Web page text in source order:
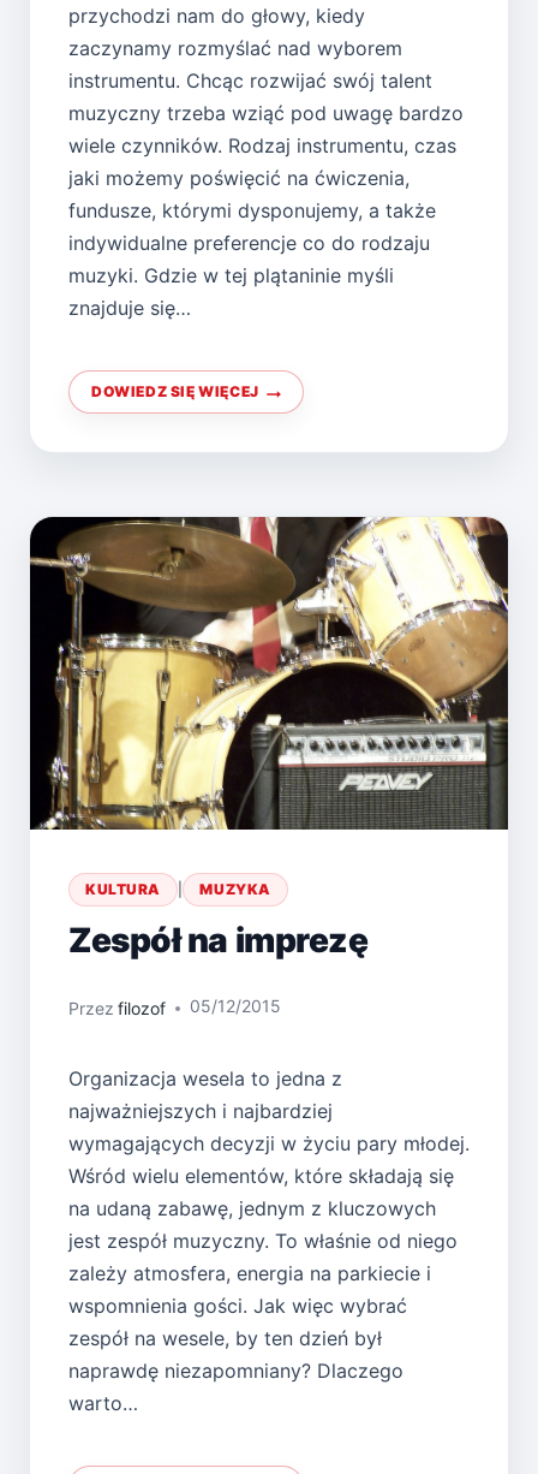
przychodzi nam do głowy, kiedy
zaczynamy rozmyślać nad wyborem
instrumentu. Chcąc rozwijać swój talent
muzyczny trzeba wziąć pod uwagę bardzo
wiele czynników. Rodzaj instrumentu, czas
jaki możemy poświęcić na ćwiczenia,
fundusze, którymi dysponujemy, a także
indywidualne preferencje co do rodzaju
muzyki. Gdzie w tej plątaninie myśli
znajduje się…
DOWIEDZ SIĘ WIĘCEJ
CHCESZ
SIĘ
NA
KULTURA | MUZYKA
Zespół na imprezę
Przez filozof 05/12/2015
Organizacja wesela to jedna z
najważniejszych i najbardziej
wymagających decyzji w życiu pary młodej.
Wśród wielu elementów, które składają się
na udaną zabawę, jednym z kluczowych
jest zespół muzyczny. To właśnie od niego
zależy atmosfera, energia na parkiecie i
wspomnienia gości. Jak więc wybrać
zespół na wesele, by ten dzień był
naprawdę niezapomniany? Dlaczego
warto…